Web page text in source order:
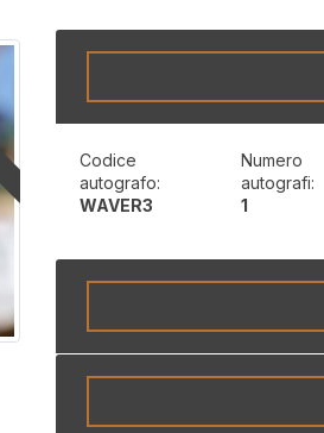
Codice
autografo:
WAVER3
Numero
autografi:
1